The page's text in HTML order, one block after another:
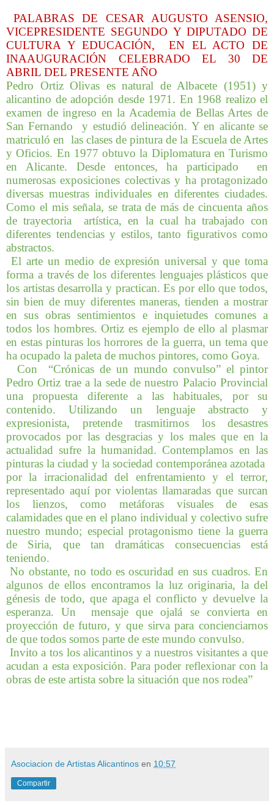
PALABRAS DE CESAR AUGUSTO ASENSIO,
VICEPRESIDENTE SEGUNDO Y DIPUTADO DE
CULTURA Y EDUCACIÓN, EN EL ACTO DE
INAAUGURACIÓN CELEBRADO EL 30 DE
ABRIL DEL PRESENTE AÑO
Pedro Ortiz Olivas es natural de Albacete (1951) y
alicantino de adopción desde 1971. En 1968 realizo el
examen de ingreso en la Academia de Bellas Artes de
San Fernando y estudió delineación. Y en alicante se
matriculó en las clases de pintura de la Escuela de Artes
y Oficios. En 1977 obtuvo la Diplomatura en Turismo
en Alicante. Desde entonces, ha participado en
numerosas exposiciones colectivas y ha protagonizado
diversas muestras individuales en diferentes ciudades.
Como el mis señala, se trata de más de cincuenta años
de trayectoria artística, en la cual ha trabajado con
diferentes tendencias y estilos, tanto figurativos como
abstractos.
El arte un medio de expresión universal y que toma
forma a través de los diferentes lenguajes plásticos que
los artistas desarrolla y practican. Es por ello que todos,
sin bien de muy diferentes maneras, tienden a mostrar
en sus obras sentimientos e inquietudes comunes a
todos los hombres. Ortiz es ejemplo de ello al plasmar
en estas pinturas los horrores de la guerra, un tema que
ha ocupado la paleta de muchos pintores, como Goya.
Con “Crónicas de un mundo convulso” el pintor
Pedro Ortiz trae a la sede de nuestro Palacio Provincial
una propuesta diferente a las habituales, por su
contenido. Utilizando un lenguaje abstracto y
expresionista, pretende trasmitirnos los desastres
provocados por las desgracias y los males que en la
actualidad sufre la humanidad. Contemplamos en las
pinturas la ciudad y la sociedad contemporánea azotada
por la irracionalidad del enfrentamiento y el terror,
representado aquí por violentas llamaradas que surcan
los lienzos, como metáforas visuales de esas
calamidades que en el plano individual y colectivo sufre
nuestro mundo; especial protagonismo tiene la guerra
de Siria, que tan dramáticas consecuencias está
teniendo.
No obstante, no todo es oscuridad en sus cuadros. En
algunos de ellos encontramos la luz originaria, la del
génesis de todo, que apaga el conflicto y devuelve la
esperanza. Un mensaje que ojalá se convierta en
proyección de futuro, y que sirva para concienciarnos
de que todos somos parte de este mundo convulso.
Invito a tos los alicantinos y a nuestros visitantes a que
acudan a esta exposición. Para poder reflexionar con la
obras de este artista sobre la situación que nos rodea”
Asociacion de Artistas Alicantinos en 10:57
Compartir